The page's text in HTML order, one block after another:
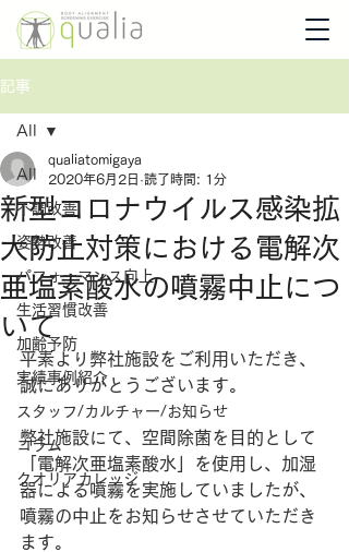
記事
All
不調改善
姿勢改善
パフォーマンス向上
生活習慣改善
加齢予防
実績事例紹介
スタッフ/カルチャー/お知らせ
コラム
クオリアカレッジ
All
新型コロナウイルス感染拡
大防止対策における電解次
亜塩素酸水の噴霧中止につ
いて
qualiatomigaya
2020年6月2日 読了時間: 1分
平素より弊社施設をご利用いただき、
誠にありがとうございます。
弊社施設にて、空間除菌を目的として
「電解次亜塩素酸水」を使用し、加湿
器による噴霧を実施していましたが、
噴霧の中止をお知らせさせていただき
ます。